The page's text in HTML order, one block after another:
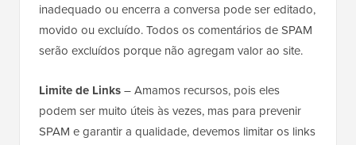
inadequado ou encerra a conversa pode ser editado,
movido ou excluído. Todos os comentários de SPAM
serão excluídos porque não agregam valor ao site.
Limite de Links– Amamos recursos, pois eles
podem ser muito úteis às vezes, mas para prevenir
SPAM e garantir a qualidade, devemos limitar os links